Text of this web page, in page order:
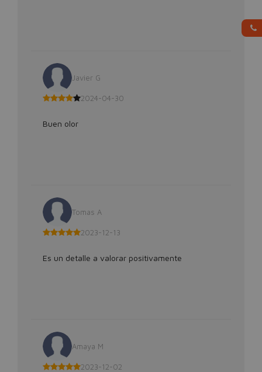
Javier G
2024-04-30
Buen olor
Tomas A
2023-12-13
Es un detalle a valorar positivamente
Amaya M
2023-12-02